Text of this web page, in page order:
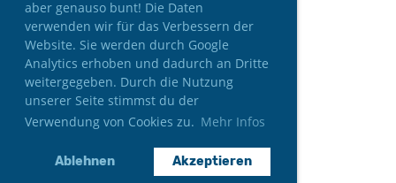
aber genauso bunt! Die Daten
verwenden wir für das Verbessern der
Website. Sie werden durch Google
Analytics erhoben und dadurch an Dritte
weitergegeben. Durch die Nutzung
unserer Seite stimmst du der
Verwendung von Cookies zu. Mehr Infos
Ablehnen Akzeptieren